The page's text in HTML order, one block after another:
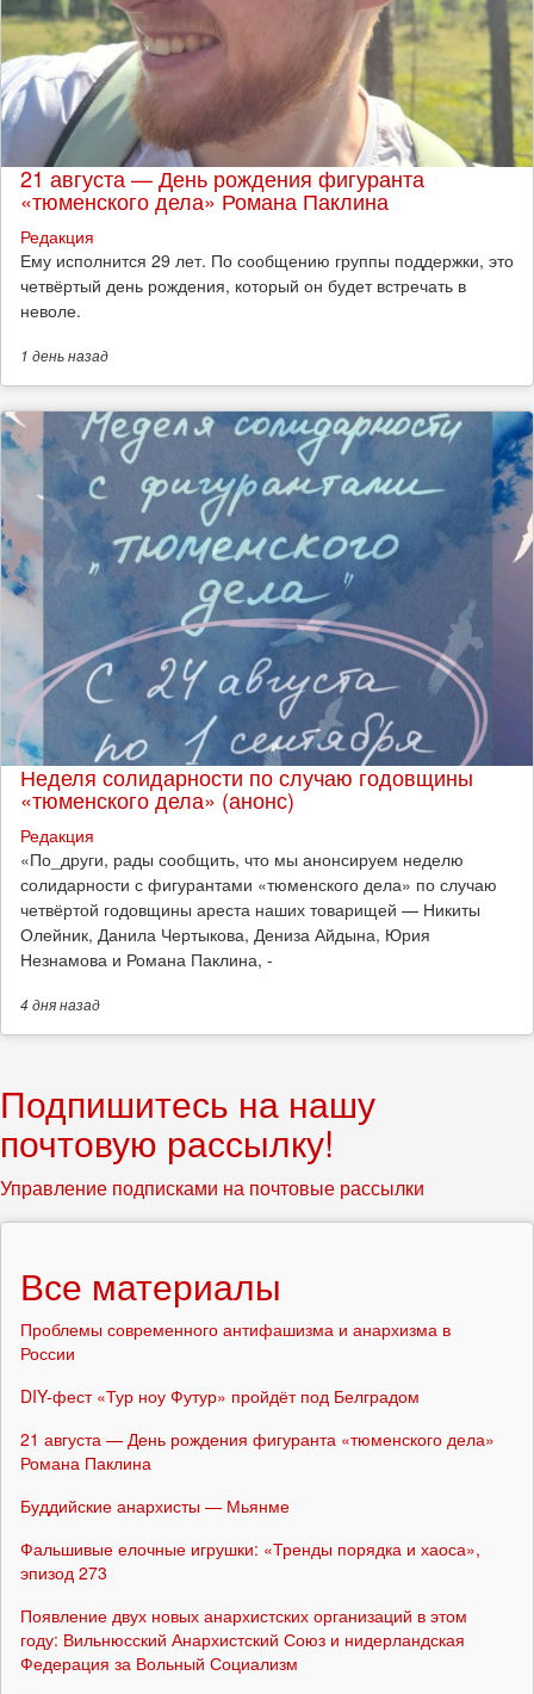
21 августа — День рождения фигуранта
«тюменского дела» Романа Паклина
Редакция
Ему исполнится 29 лет. По сообщению группы поддержки, это
четвёртый день рождения, который он будет встречать в
неволе.
1 деньназад
Неделя солидарности по случаю годовщины
«тюменского дела» (анонс)
Редакция
​«По_други, рады сообщить, что мы анонсируем неделю
солидарности с фигурантами «тюменского дела» по случаю
четвёртой годовщины ареста наших товарищей — Никиты
Олейник, Данила Чертыкова, Дениза Айдына, Юрия
Незнамова и Романа Паклина, -
4 дняназад
Подпишитесь на нашу
почтовую рассылку!
Управление подписками на почтовые рассылки
Все материалы
Проблемы современного антифашизма и анархизма в
России
DIY-фест «Тур ноу Футур» пройдёт под Белградом
21 августа — День рождения фигуранта «тюменского дела»
Романа Паклина
Буддийские анархисты — Мьянме
Фальшивые елочные игрушки: «Тренды порядка и хаоса»,
эпизод 273
Появление двух новых анархистских организаций в этом
году: Вильнюсский Анархистский Союз и нидерландская
Федерация за Вольный Социализм